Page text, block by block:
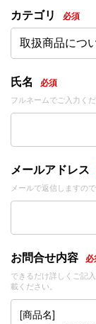
カテゴリ 必須
取扱商品につ
氏名 必須
フルネームでご入力く
メールアドレス
メールで返信しますの
お問合せ内容
できるだけ詳しくご記
載ください。